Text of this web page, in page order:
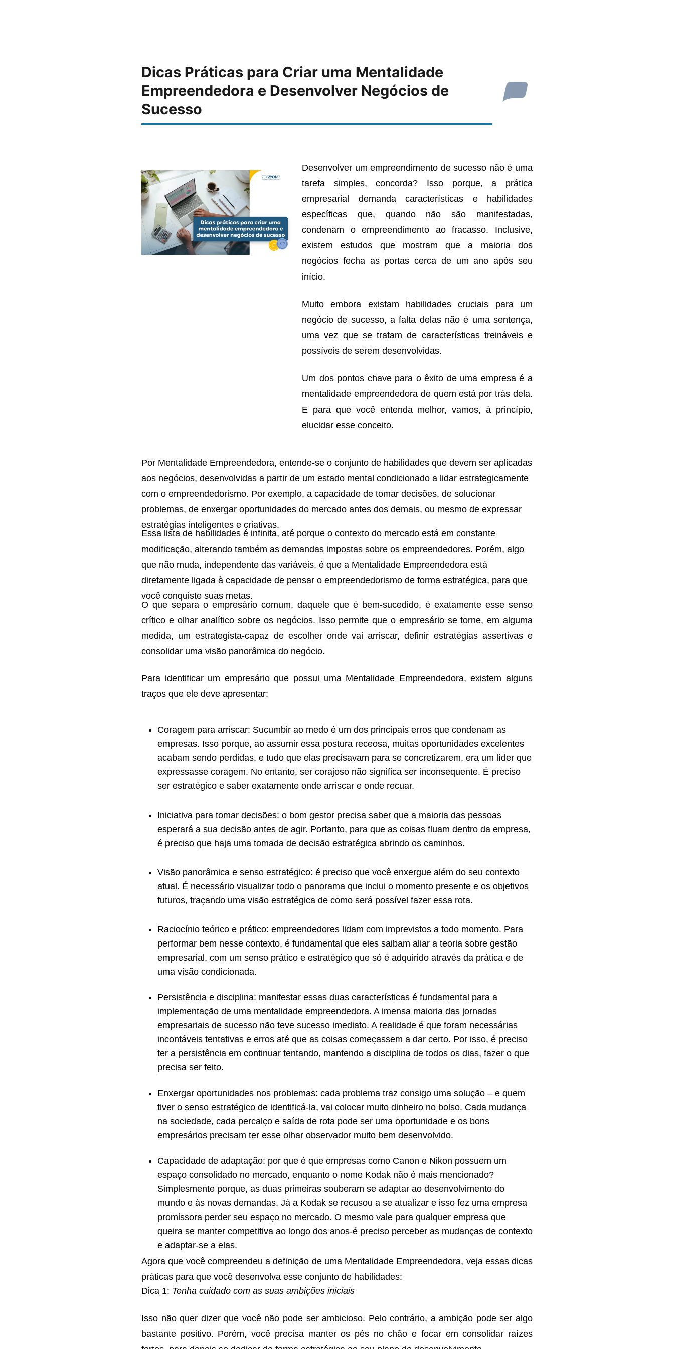
Dicas Práticas para Criar uma Mentalidade
Empreendedora e Desenvolver Negócios de
Sucesso
Desenvolver um empreendimento de sucesso não é uma
tarefa simples, concorda? Isso porque, a prática
empresarial demanda características e habilidades
específicas que, quando não são manifestadas,
condenam o empreendimento ao fracasso. Inclusive,
existem estudos que mostram que a maioria dos
negócios fecha as portas cerca de um ano após seu
início.
Muito embora existam habilidades cruciais para um
negócio de sucesso, a falta delas não é uma sentença,
uma vez que se tratam de características treináveis e
possíveis de serem desenvolvidas.
Um dos pontos chave para o êxito de uma empresa é a
mentalidade empreendedora de quem está por trás dela.
E para que você entenda melhor, vamos, à princípio,
elucidar esse conceito.
Por Mentalidade Empreendedora, entende-se o conjunto de habilidades que devem ser aplicadas
aos negócios, desenvolvidas a partir de um estado mental condicionado a lidar estrategicamente
com o empreendedorismo. Por exemplo, a capacidade de tomar decisões, de solucionar
problemas, de enxergar oportunidades do mercado antes dos demais, ou mesmo de expressar
estratégias inteligentes e criativas.
Essa lista de habilidades é infinita, até porque o contexto do mercado está em constante
modificação, alterando também as demandas impostas sobre os empreendedores. Porém, algo
que não muda, independente das variáveis, é que a Mentalidade Empreendedora está
diretamente ligada à capacidade de pensar o empreendedorismo de forma estratégica, para que
você conquiste suas metas.
O que separa o empresário comum, daquele que é bem-sucedido, é exatamente esse senso
crítico e olhar analítico sobre os negócios. Isso permite que o empresário se torne, em alguma
medida, um estrategista-capaz de escolher onde vai arriscar, definir estratégias assertivas e
consolidar uma visão panorâmica do negócio.
Para identificar um empresário que possui uma Mentalidade Empreendedora, existem alguns
traços que ele deve apresentar:
Coragem para arriscar: Sucumbir ao medo é um dos principais erros que condenam as
empresas. Isso porque, ao assumir essa postura receosa, muitas oportunidades excelentes
acabam sendo perdidas, e tudo que elas precisavam para se concretizarem, era um líder que
expressasse coragem. No entanto, ser corajoso não significa ser inconsequente. É preciso
ser estratégico e saber exatamente onde arriscar e onde recuar.
Iniciativa para tomar decisões: o bom gestor precisa saber que a maioria das pessoas
esperará a sua decisão antes de agir. Portanto, para que as coisas fluam dentro da empresa,
é preciso que haja uma tomada de decisão estratégica abrindo os caminhos.
Visão panorâmica e senso estratégico: é preciso que você enxergue além do seu contexto
atual. É necessário visualizar todo o panorama que inclui o momento presente e os objetivos
futuros, traçando uma visão estratégica de como será possível fazer essa rota.
Raciocínio teórico e prático: empreendedores lidam com imprevistos a todo momento. Para
performar bem nesse contexto, é fundamental que eles saibam aliar a teoria sobre gestão
empresarial, com um senso prático e estratégico que só é adquirido através da prática e de
uma visão condicionada.
Persistência e disciplina: manifestar essas duas características é fundamental para a
implementação de uma mentalidade empreendedora. A imensa maioria das jornadas
empresariais de sucesso não teve sucesso imediato. A realidade é que foram necessárias
incontáveis tentativas e erros até que as coisas começassem a dar certo. Por isso, é preciso
ter a persistência em continuar tentando, mantendo a disciplina de todos os dias, fazer o que
precisa ser feito.
Enxergar oportunidades nos problemas: cada problema traz consigo uma solução – e quem
tiver o senso estratégico de identificá-la, vai colocar muito dinheiro no bolso. Cada mudança
na sociedade, cada percalço e saída de rota pode ser uma oportunidade e os bons
empresários precisam ter esse olhar observador muito bem desenvolvido.
Capacidade de adaptação: por que é que empresas como Canon e Nikon possuem um
espaço consolidado no mercado, enquanto o nome Kodak não é mais mencionado?
Simplesmente porque, as duas primeiras souberam se adaptar ao desenvolvimento do
mundo e às novas demandas. Já a Kodak se recusou a se atualizar e isso fez uma empresa
promissora perder seu espaço no mercado. O mesmo vale para qualquer empresa que
queira se manter competitiva ao longo dos anos-é preciso perceber as mudanças de contexto
e adaptar-se a elas.
Agora que você compreendeu a definição de uma Mentalidade Empreendedora, veja essas dicas
práticas para que você desenvolva esse conjunto de habilidades:
Dica 1: Tenha cuidado com as suas ambições iniciais
Isso não quer dizer que você não pode ser ambicioso. Pelo contrário, a ambição pode ser algo
bastante positivo. Porém, você precisa manter os pés no chão e focar em consolidar raízes